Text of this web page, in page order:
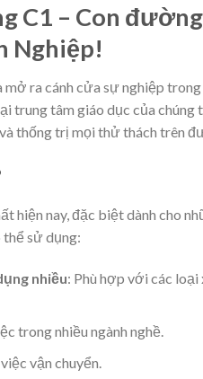
C1 – Con
Nghiệp!
ra cánh cửa sự nghiệp
trung tâm giáo dục của chúng
thống trị mọi thử thách trên
hiện nay, đặc biệt dành cho
thể sử dụng:
nhiều: Phù hợp với các loại
trong nhiều ngành nghề.
vận chuyển.